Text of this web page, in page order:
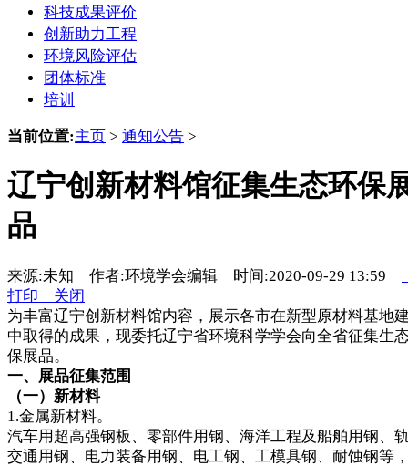
科技成果评价
创新助力工程
环境风险评估
团体标准
培训
当前位置:主页 > 通知公告 >
辽宁创新材料馆征集生态环保
品
来源:未知 作者:环境学会编辑 时间:2020-09-29 13:59
打印 关闭
为丰富辽宁创新材料馆内容，展示各市在新型原材料基地
中取得的成果，现委托辽宁省环境科学学会向全省征集生
保展品。
一、展品征集范围
（一）新材料
1.金属新材料。
汽车用超高强钢板、零部件用钢、海洋工程及船舶用钢、
交通用钢、电力装备用钢、电工钢、工模具钢、耐蚀钢等